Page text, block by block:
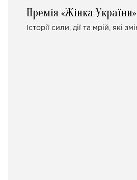
Премія «Жінка України»
Історії сили, дії та мрій, які